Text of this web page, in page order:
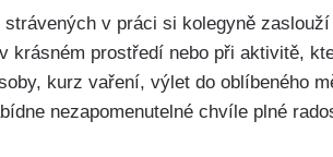
v práci si kolegyně
krásném prostředí nebo při aktivitě,
kurz vaření, výlet do oblíbeného
nezapomenutelné chvíle plné